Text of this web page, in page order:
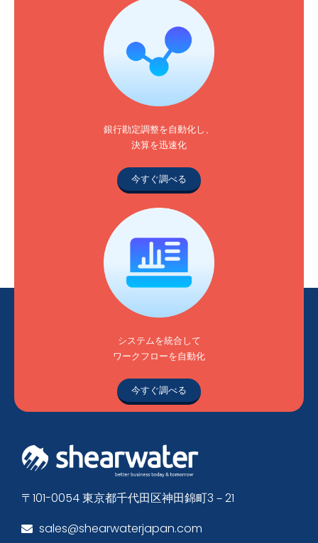
銀行勘定調整を自動化し、
決算を迅速化
今すぐ調べる
システムを統合して
ワークフローを自動化
今すぐ調べる
〒101-0054 東京都千代田区神田錦町3－21
sales@shearwaterjapan.com